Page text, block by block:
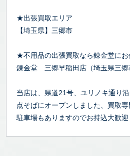
★出張買取エリア
【埼玉県】三郷市
★不用品の出張買取なら錬金堂にお
錬金堂 三郷早稲田店（埼玉県三郷
当店は、県道21号、ユリノキ通り
点そばにオープンしました、買取専
駐車場もありますのでお持込大歓迎